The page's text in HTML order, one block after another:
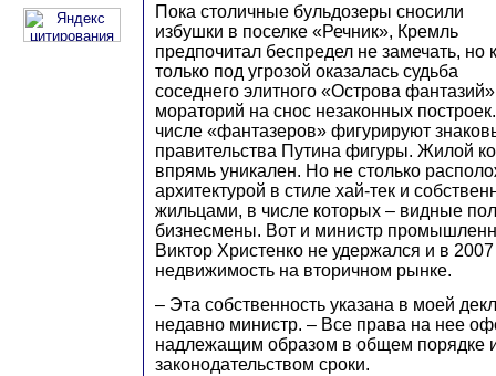
Пока столичные бульдозеры сносили
избушки в поселке «Речник», Кремль
предпочитал беспредел не замечать, но
только под угрозой оказалась судьба
соседнего элитного «Острова
мораторий на снос незаконных
числе «фантазеров» фигурируют
правительства Путина фигуры. Жилой
впрямь уникален. Но не столько
архитектурой в стиле хай-тек и
жильцами, в числе которых – видные
бизнесмены. Вот и министр
Виктор Христенко не удержался и в 2007
недвижимость на вторичном рынке.
– Эта собственность указана в моей
недавно министр. – Все права на нее
надлежащим образом в общем порядке
законодательством сроки.